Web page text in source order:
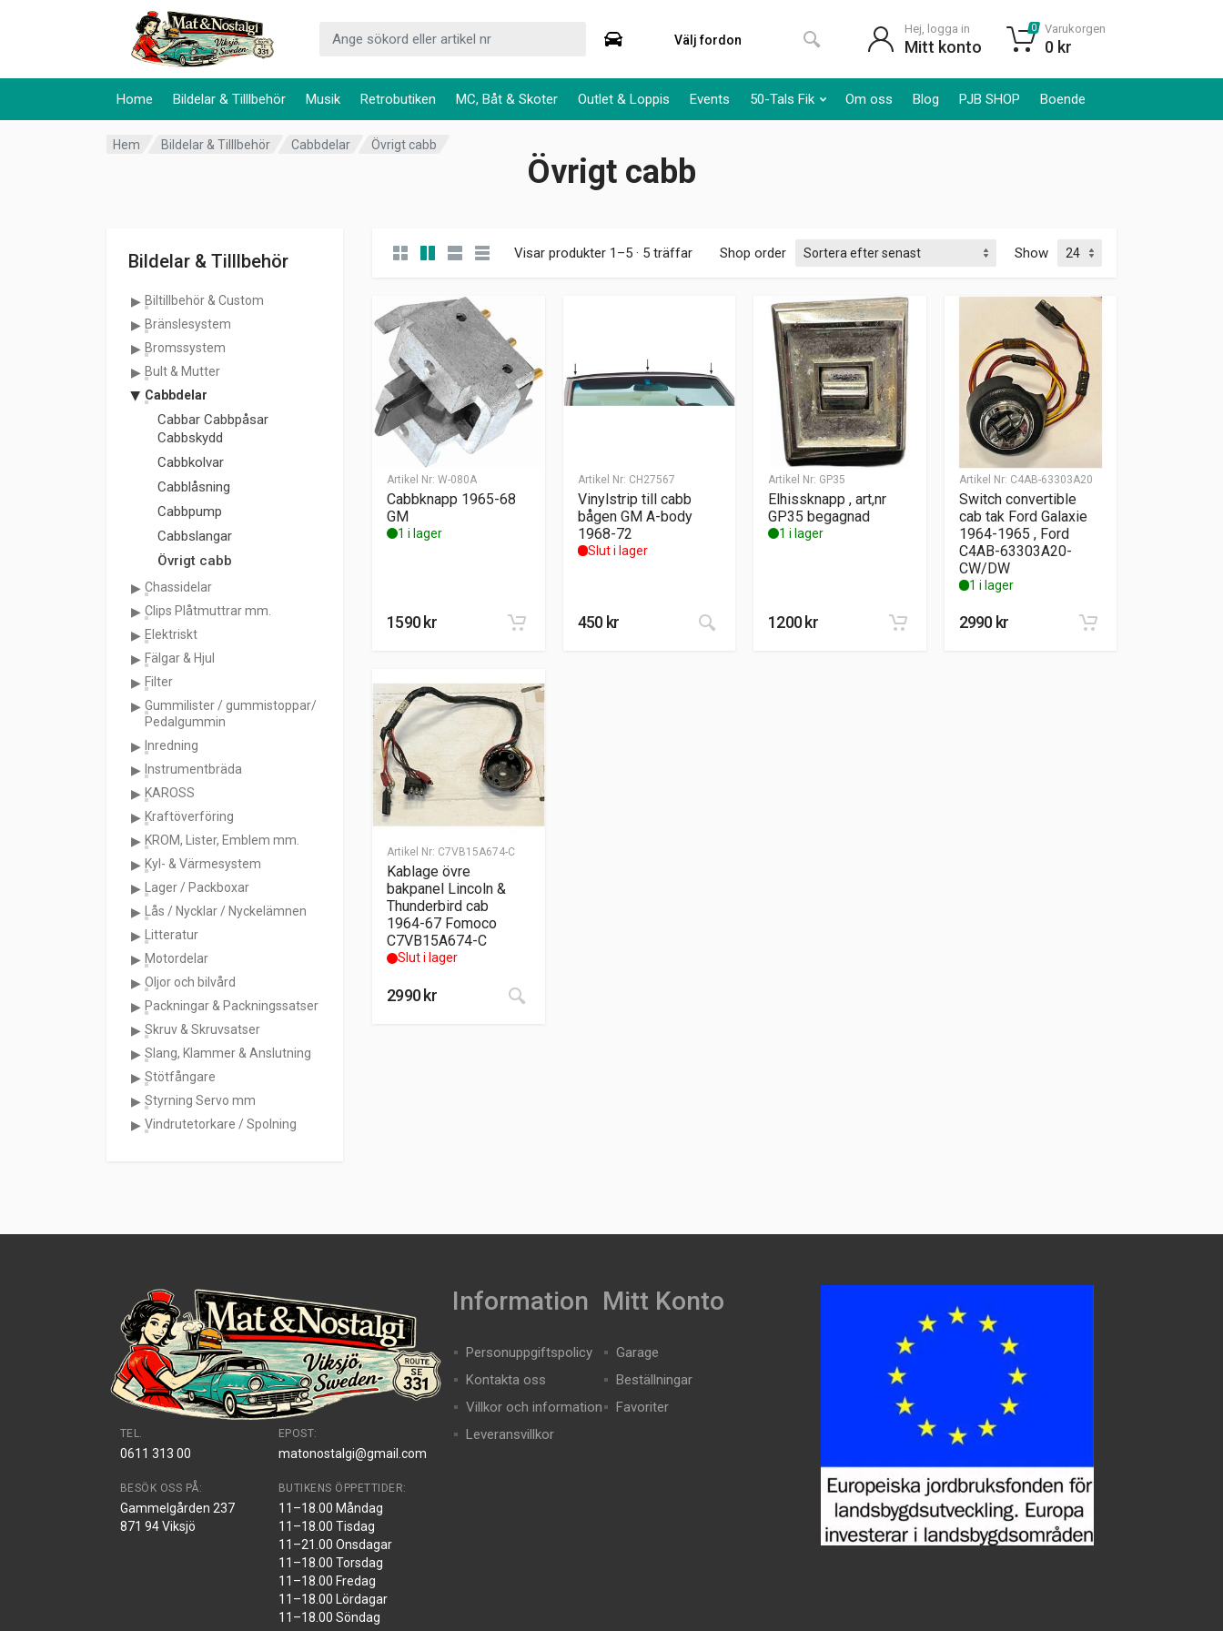
Home Bildelar & Tilllbehör Musik Retrobutiken MC, Båt & Skoter Outlet & Loppis Events 50-Tals Fik Om oss Blog PJB SHOP Boende
Välj fordon
Hej, logga in
Mitt konto
0 Varukorgen
0 kr
Hem Bildelar & Tilllbehör Cabbdelar Övrigt cabb
Övrigt cabb
Bildelar & Tilllbehör
Biltillbehör & Custom
Bränslesystem
Bromssystem
Bult & Mutter
Cabbdelar
Cabbar Cabbpåsar
Cabbskydd
Cabbkolvar
Cabblåsning
Cabbpump
Cabbslangar
Övrigt cabb
Chassidelar
Clips Plåtmuttrar mm.
Elektriskt
Fälgar & Hjul
Filter
Gummilister / gummistoppar/
Pedalgummin
Inredning
Instrumentbräda
KAROSS
Kraftöverföring
KROM, Lister, Emblem mm.
Kyl- & Värmesystem
Lager / Packboxar
Lås / Nycklar / Nyckelämnen
Litteratur
Motordelar
Oljor och bilvård
Packningar & Packningssatser
Skruv & Skruvsatser
Slang, Klammer & Anslutning
Stötfångare
Styrning Servo mm
Vindrutetorkare / Spolning
Visar produkter 1–5 · 5 träffar Shop order Show
Artikel Nr: W-080A
Cabbknapp 1965-68
GM
1 i lager
1590kr
Artikel Nr: CH27567
Vinylstrip till cabb
bågen GM A-body
1968-72
Slut i lager
450kr
Artikel Nr: GP35
Elhissknapp , art,nr
GP35 begagnad
1 i lager
1200kr
Artikel Nr: C4AB-63303A20
Switch convertible
cab tak Ford Galaxie
1964-1965 , Ford
C4AB-63303A20-
CW/DW
1 i lager
2990kr
Artikel Nr: C7VB15A674-C
Kablage övre
bakpanel Lincoln &
Thunderbird cab
1964-67 Fomoco
C7VB15A674-C
Slut i lager
2990kr
TEL.
0611 313 00
EPOST:
matonostalgi@gmail.com
BESÖK OSS PÅ:
Gammelgården 237
871 94 Viksjö
BUTIKENS ÖPPETTIDER:
11–18.00 Måndag
11–18.00 Tisdag
11–21.00 Onsdagar
11–18.00 Torsdag
11–18.00 Fredag
11–18.00 Lördagar
11–18.00 Söndag
Information
Personuppgiftspolicy
Kontakta oss
Villkor och information
Leveransvillkor
Mitt Konto
Garage
Beställningar
Favoriter